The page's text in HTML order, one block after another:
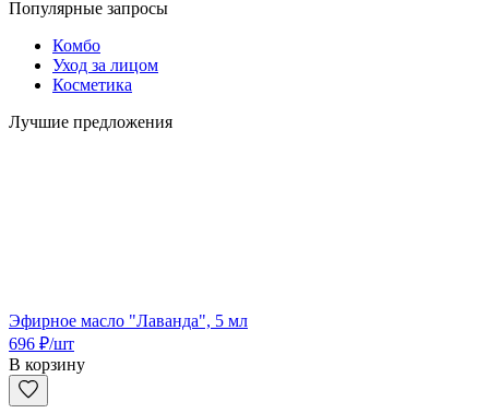
Популярные запросы
Комбо
Уход за лицом
Косметика
Лучшие предложения
Эфирное масло "Лаванда", 5 мл
696 ₽/шт
В корзину